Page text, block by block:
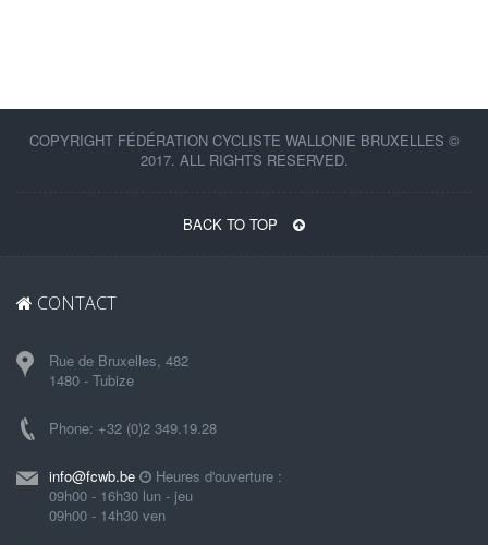
COPYRIGHT FÉDÉRATION CYCLISTE WALLONIE BRUXELLES ©
2017. ALL RIGHTS RESERVED.
BACK TO TOP
CONTACT
Rue de Bruxelles, 482
1480 - Tubize
Phone: +32 (0)2 349.19.28
info@fcwb.be
Heures d'ouverture :
09h00 - 16h30 lun - jeu
09h00 - 14h30 ven